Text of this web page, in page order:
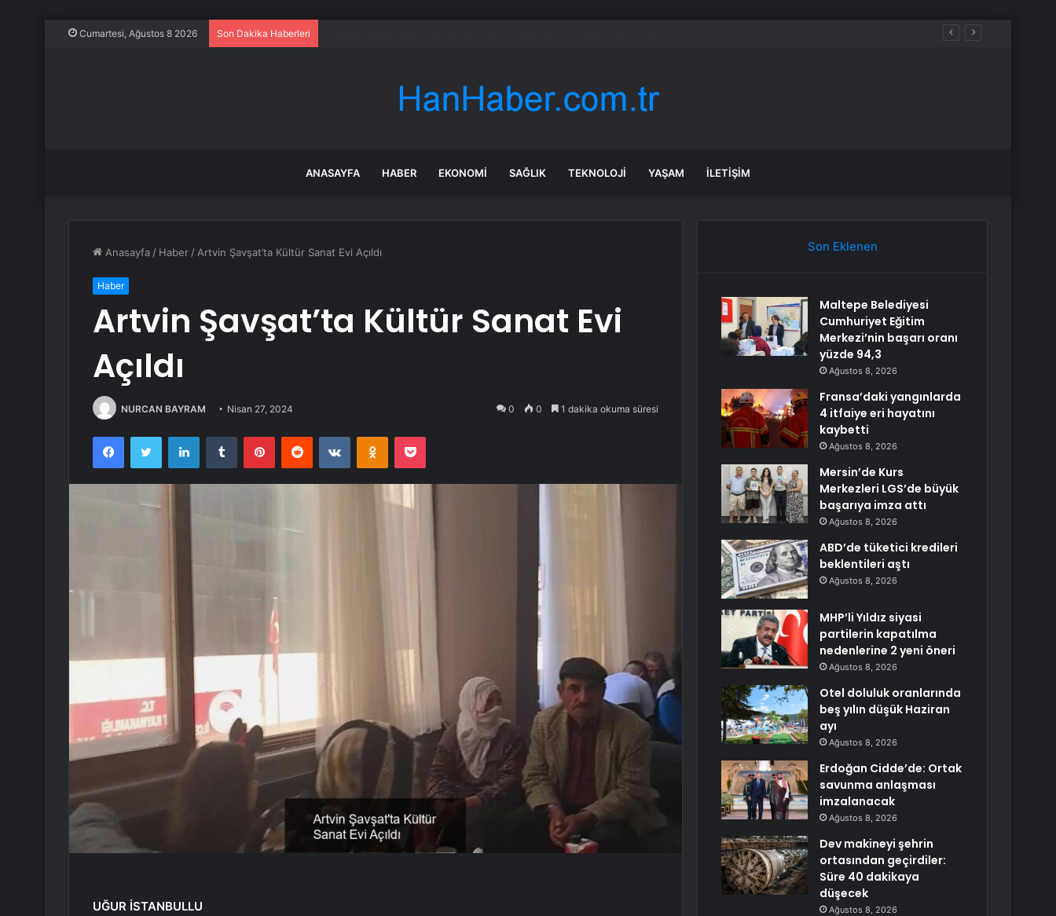
Cumartesi, Ağustos 8 2026 Son Dakika Haberleri
ANASAYFA HABER EKONOMI SAĞLIK TEKNOLOJI YAŞAM İLETIŞIM
Anasayfa / Haber / Artvin Şavşat’ta Kültür Sanat Evi Açıldı
Haber
Artvin Şavşat’ta Kültür Sanat Evi
Açıldı
NURCAN BAYRAM Nisan 27, 2024 0 0 1 dakika okuma süresi
FacebookTwitter LinkedInTumblr PinterestReddit VKontakteOdnoklassniki
Pocket
UĞUR İSTANBULLU
Son Eklenen
Maltepe Belediyesi
Cumhuriyet Eğitim
Merkezi’nin başarı oranı
yüzde 94,3
Ağustos 8, 2026
Fransa’daki yangınlarda
4 itfaiye eri hayatını
kaybetti
Ağustos 8, 2026
Mersin’de Kurs
Merkezleri LGS’de büyük
başarıya imza attı
Ağustos 8, 2026
ABD’de tüketici kredileri
beklentileri aştı
Ağustos 8, 2026
MHP’li Yıldız siyasi
partilerin kapatılma
nedenlerine 2 yeni öneri
Ağustos 8, 2026
Otel doluluk oranlarında
beş yılın düşük Haziran
ayı
Ağustos 8, 2026
Erdoğan Cidde’de: Ortak
savunma anlaşması
imzalanacak
Ağustos 8, 2026
Dev makineyi şehrin
ortasından geçirdiler:
Süre 40 dakikaya
düşecek
Ağustos 8, 2026